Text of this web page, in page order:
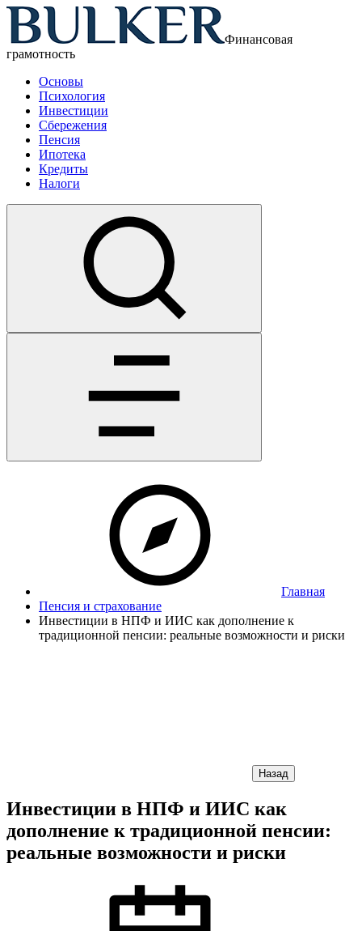
Финансовая
грамотность
Основы
Психология
Инвестиции
Сбережения
Пенсия
Ипотека
Кредиты
Налоги
Главная
Пенсия и страхование
Инвестиции в НПФ и ИИС как дополнение к
традиционной пенсии: реальные возможности и риски
Назад
Инвестиции в НПФ и ИИС как
дополнение к традиционной пенсии:
реальные возможности и риски